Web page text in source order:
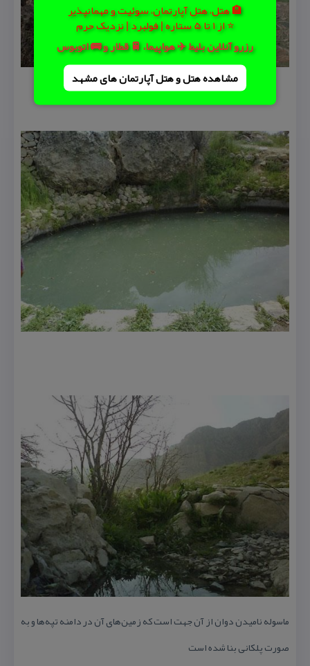
🏨 هتل، هتل آپارتمان، سوئیت و مهمانپذیر
⭐ از 1 تا 5 ستاره | فولبرد | نزدیک حرم
رزرو آنلاین بلیط ✈️ هواپیما، 🚆 قطار و 🚌 اتوبوس
مشاهده هتل و هتل‌ آپارتمان های مشهد
ماسوله نامیدن دوان از آن جهت است كه زمین‌های آن در دامنه تپه‌ها و به
صورت پلكانی بنا شده است